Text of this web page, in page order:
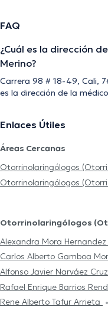
FAQ
¿Cuál es la dirección
Merino?
Carrera 98 # 18-49, Cali,
es la dirección de la
Enlaces Útiles
Áreas Cercanas
Otorrinolaringólogos
Otorrinolaringólogos
Otorrinolaringólogos
Alexandra Mora Hernandez
Carlos Alberto Gamboa
Alfonso Javier Narváez Cruz
Rafael Enrique Barrios
Rene Alberto Tafur Arrieta